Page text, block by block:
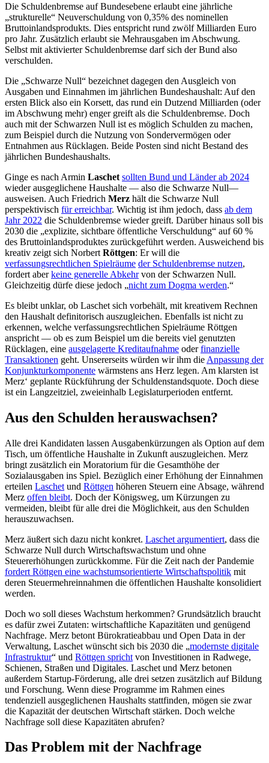
Die Schuldenbremse auf Bundesebene erlaubt eine jährliche
„strukturelle“ Neuverschuldung von 0,35% des nominellen
Bruttoinlandsprodukts. Dies entspricht rund zwölf Milliarden Euro
pro Jahr. Zusätzlich erlaubt sie Mehrausgaben im Abschwung.
Selbst mit aktivierter Schuldenbremse darf sich der Bund also
verschulden.
Die „Schwarze Null“ bezeichnet dagegen den Ausgleich von
Ausgaben und Einnahmen im jährlichen Bundeshaushalt: Auf den
ersten Blick also ein Korsett, das rund ein Dutzend Milliarden (oder
im Abschwung mehr) enger greift als die Schuldenbremse. Doch
auch mit der Schwarzen Null ist es möglich Schulden zu machen,
zum Beispiel durch die Nutzung von Sondervermögen oder
Entnahmen aus Rücklagen. Beide Posten sind nicht Bestand des
jährlichen Bundeshaushalts.
Ginge es nach Armin Laschet sollten Bund und Länder ab 2024
wieder ausgeglichene Haushalte — also die Schwarze Null—
ausweisen. Auch Friedrich Merz hält die Schwarze Null
perspektivisch für erreichbar. Wichtig ist ihm jedoch, dass ab dem
Jahr 2022 die Schuldenbremse wieder greift. Darüber hinaus soll bis
2030 die „explizite, sichtbare öffentliche Verschuldung“ auf 60 %
des Bruttoinlandsproduktes zurückgeführt werden. Ausweichend bis
kreativ zeigt sich Norbert Röttgen: Er will die
verfassungsrechtlichen Spielräume der Schuldenbremse nutzen,
fordert aberkeine generelle Abkehrvon der Schwarzen Null.
Gleichzeitig dürfe diese jedoch „nicht zum Dogma werden.“
Es bleibt unklar, ob Laschet sich vorbehält, mit kreativem Rechnen
den Haushalt definitorisch auszugleichen. Ebenfalls ist nicht zu
erkennen, welche verfassungsrechtlichen Spielräume Röttgen
anspricht — ob es zum Beispiel um die bereits viel genutzten
Rücklagen, eine ausgelagerte Kreditaufnahme oderfinanzielle
Transaktionen geht. Unsererseits würden wir ihm die Anpassung der
Konjunkturkomponente wärmstens ans Herz legen. Am klarsten ist
Merz‘ geplante Rückführung der Schuldenstandsquote. Doch diese
ist ein Langzeitziel, zweieinhalb Legislaturperioden entfernt.
Aus den Schulden herauswachsen?
Alle drei Kandidaten lassen Ausgabenkürzungen als Option auf dem
Tisch, um öffentliche Haushalte in Zukunft auszugleichen. Merz
bringt zusätzlich ein Moratorium für die Gesamthöhe der
Sozialausgaben ins Spiel. Bezüglich einer Erhöhung der Einnahmen
erteilen Laschet und Röttgen höheren Steuern eine Absage, während
Merz offen bleibt. Doch der Königsweg, um Kürzungen zu
vermeiden, bleibt für alle drei die Möglichkeit, aus den Schulden
herauszuwachsen.
Merz äußert sich dazu nicht konkret. Laschet argumentiert, dass die
Schwarze Null durch Wirtschaftswachstum und ohne
Steuererhöhungen zurückkomme. Für die Zeit nach der Pandemie
fordert Röttgen eine wachstumsorientierte Wirtschaftspolitik mit
deren Steuermehreinnahmen die öffentlichen Haushalte konsolidiert
werden.
Doch wo soll dieses Wachstum herkommen? Grundsätzlich braucht
es dafür zwei Zutaten: wirtschaftliche Kapazitäten und genügend
Nachfrage. Merz betont Bürokratieabbau und Open Data in der
Verwaltung, Laschet wünscht sich bis 2030 die „modernste digitale
Infrastruktur“ und Röttgen spricht von Investitionen in Radwege,
Schienen, Straßen und Digitales. Laschet und Merz betonen
außerdem Startup-Förderung, alle drei setzen zusätzlich auf Bildung
und Forschung. Wenn diese Programme im Rahmen eines
tendenziell ausgeglichenen Haushalts stattfinden, mögen sie zwar
die Kapazität der deutschen Wirtschaft stärken. Doch welche
Nachfrage soll diese Kapazitäten abrufen?
Das Problem mit der Nachfrage